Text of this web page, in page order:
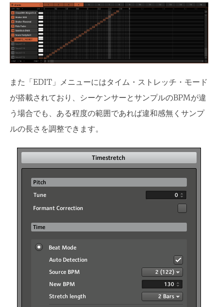
また「EDIT」メニューにはタイム・ストレッチ・モード
が搭載されており、シーケンサーとサンプルのBPMが違
う場合でも、ある程度の範囲であれば違和感無くサンプ
ルの長さを調整できます。